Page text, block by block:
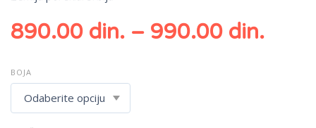
890.00 din. – 990.00 din.
BOJA